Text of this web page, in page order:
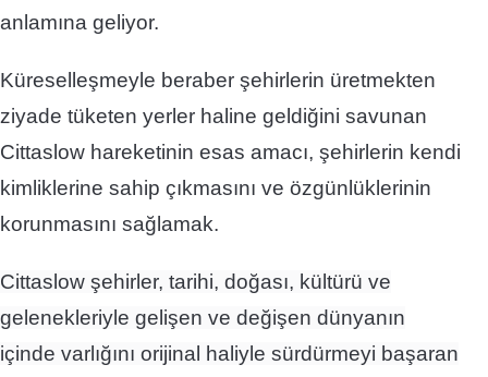
anlamına geliyor.
Küreselleşmeyle beraber şehirlerin üretmekten
ziyade tüketen yerler haline geldiğini savunan
Cittaslow hareketinin esas amacı, şehirlerin kendi
kimliklerine sahip çıkmasını ve özgünlüklerinin
korunmasını sağlamak.
Cittaslow şehirler, tarihi, doğası, kültürü ve
gelenekleriyle gelişen ve değişen dünyanın
içinde varlığını orijinal haliyle sürdürmeyi başaran